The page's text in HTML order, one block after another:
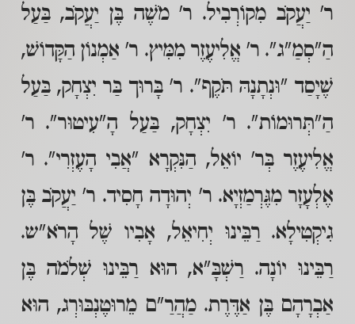
ר' יַעֲקֹב מִקוֹרְבִיל. ר' מֹשֶׁה בֶּן יַעֲקֹב, בַּעַל
הַ"סְמַ"ג". ר' אֱלִיעֶזֶר מִמִּיץ. ר' אַמְנוֹן הַקָּדוֹשׁ,
שֶׁיָסַד "וּנְתָנָהּ תֹּקֶף". ר' בָּרוּך בַּר יִצְחָק, בַּעַל
הַ"תְּרוּמוֹת". ר' יִצְחָק, בַּעַל הָ"עִיטוּר". ר'
אֱלִיעֶזֶר בְּר' יוֹאֵל, הַנִּקְרָא "אֲבִי הָעֶזְרִי". ר'
אֶלְעָזָר מִגֶּרְמַזְיָא. ר' יְהוּדָה חָסִיד. ר' יַעֲקֹב בֶּן
גִיקְטִילָא. רַבֵּינוּ יְחִיאֵל, אָבִיו שֶׁל הָרֹא"ש.
רַבֵּינוּ יוֹנָה. רַשְׁבָּ"א, הוּא רַבֵּינוּ שְׁלֹמֹה בֶּן
אַבְרָהָם בֶּן אַדֶּרֶת. מַהֲרַ"ם מֵרוּטֶנְבּוּרְג, הוּא